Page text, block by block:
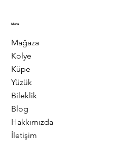
Menu
Mağaza
Kolye
Küpe
Yüzük
Bileklik
Blog
Hakkımızda
İletişim